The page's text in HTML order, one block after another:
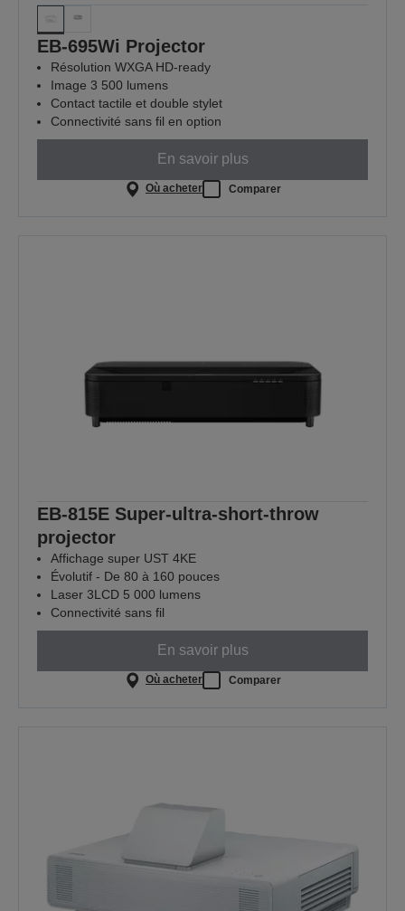
EB-695Wi Projector
Résolution WXGA HD-ready
Image 3 500 lumens
Contact tactile et double stylet
Connectivité sans fil en option
En savoir plus
Où acheter Comparer
EB-815E Super-ultra-short-throw
projector
Affichage super UST 4KE
Évolutif - De 80 à 160 pouces
Laser 3LCD 5 000 lumens
Connectivité sans fil
En savoir plus
Où acheter Comparer